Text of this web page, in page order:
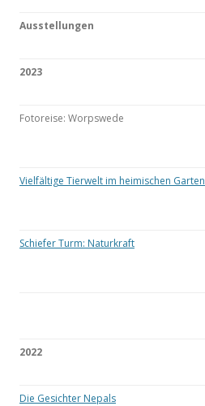
Ausstellungen
2023
Fotoreise: Worpswede
Vielfältige Tierwelt im heimischen Garten
Schiefer Turm: Naturkraft
2022
Die Gesichter Nepals